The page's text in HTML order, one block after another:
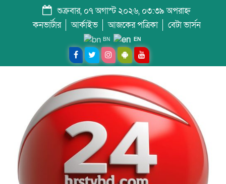
শুক্রবার, ০৭ অগাস্ট ২০২৬, ০৩:৩৯ অপরাহ্ন
কনভার্টার
আর্কাইভ আজকের পত্রিকা বেটা ভার্সন
BN EN